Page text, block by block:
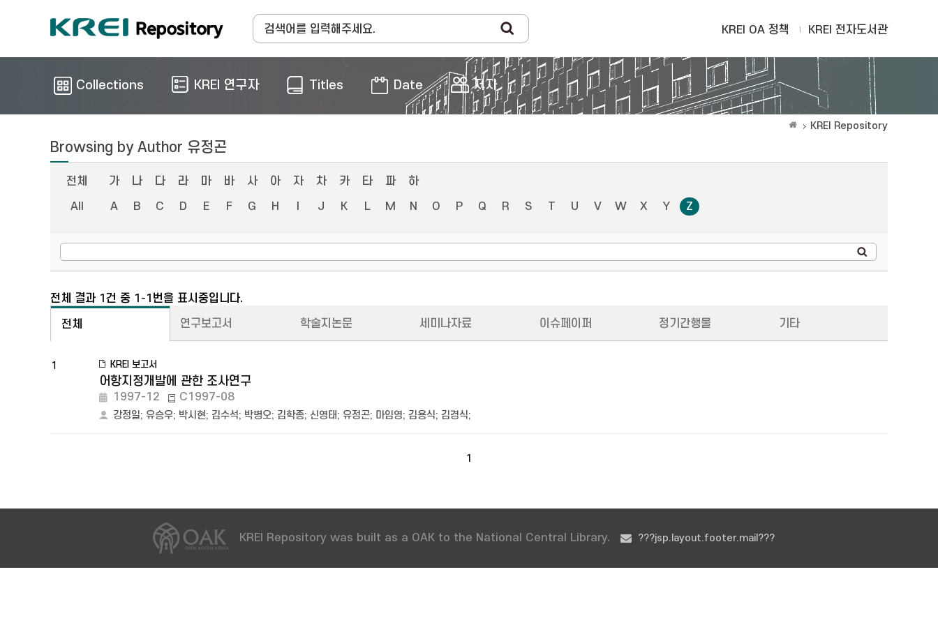
KREI OA 정책 KREI 전자도서관
Collections KREI 연구자 Titles Date 저자
KREI Repository
Browsing by Author 유정곤
전체 가 나 다 라 마 바 사 아 자 차 카 타 파
하
All
A B C D E F G H J K L M N O P Q R S T U V W X Y Z
전체 결과 1건 중 1-1번을 표시중입니다.
전체 연구보고서 학술지논문 세미나자료 이슈페이퍼 정기간행물 기타
1 KREI 보고서
어항지정개발에 관한 조사연구
1997-12 C1997-08
강정일; 유승우; 박시현; 김수석; 박병오; 김학종; 신영태; 유정곤; 마임영; 김용식; 김경식;
1
KREI Repository was built as a OAK to the National Central Library. ???jsp.layout.footer.mail???